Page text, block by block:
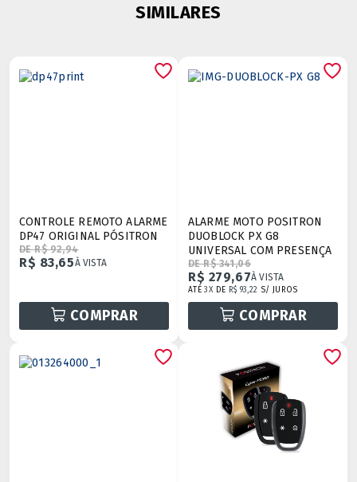
SIMILARES
CONTROLE REMOTO ALARME
DP47 ORIGINAL PÓSITRON
DE R$ 92,94
R$ 83,65À VISTA
COMPRAR
ALARME MOTO POSITRON
DUOBLOCK PX G8
UNIVERSAL COM PRESENÇA
DE R$ 341,06
R$ 279,67À VISTA
ATÉ3XDE R$ 93,22 S/ JUROS
COMPRAR